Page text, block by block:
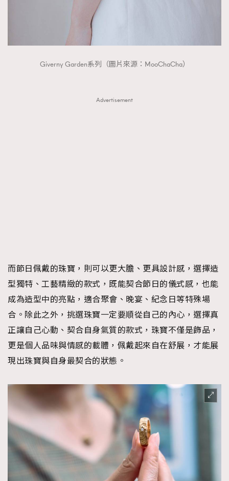
Giverny Garden系列（圖片來源：MooChaCha）
Advertisement
而節日佩戴的珠寶，則可以更大膽、更具設計感，選擇造
型獨特、工藝精緻的款式，既能契合節日的儀式感，也能
成為造型中的亮點，適合聚會、晚宴、紀念日等特殊場
合。除此之外，挑選珠寶一定要順從自己的內心，選擇真
正讓自己心動、契合自身氣質的款式，珠寶不僅是飾品，
更是個人品味與情感的載體，佩戴起來自在舒展，才能展
現出珠寶與自身最契合的狀態。